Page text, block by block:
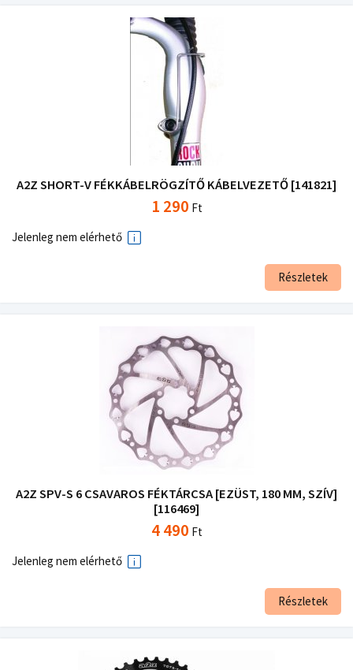
A2Z SHORT-V FÉKKÁBELRÖGZÍTŐ KÁBELVEZETŐ [141821]
1 290 Ft
Jelenleg nem elérhető
Részletek
A2Z SPV-S 6 CSAVAROS FÉKTÁRCSA [EZÜST, 180 MM, SZÍV]
[116469]
4 490 Ft
Jelenleg nem elérhető
Részletek